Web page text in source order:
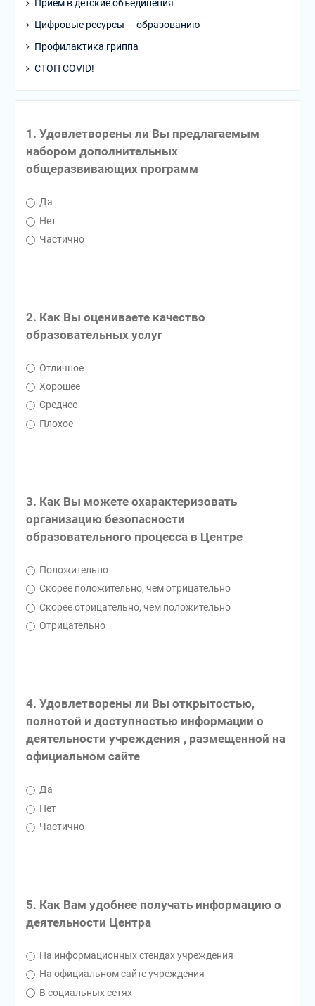
Прием в детские объединения
Цифровые ресурсы — образованию
Профилактика гриппа
СТОП COVID!
1. Удовлетворены ли Вы предлагаемым
набором дополнительных
общеразвивающих программ
Да
Нет
Частично
2. Как Вы оцениваете качество
образовательных услуг
Отличное
Хорошее
Среднее
Плохое
3. Как Вы можете охарактеризовать
организацию безопасности
образовательного процесса в Центре
Положительно
Скорее положительно, чем отрицательно
Скорее отрицательно, чем положительно
Отрицательно
4. Удовлетворены ли Вы открытостью,
полнотой и доступностью информации о
деятельности учреждения , размещенной на
официальном сайте
Да
Нет
Частично
5. Как Вам удобнее получать информацию о
деятельности Центра
На информационных стендах учреждения
На официальном сайте учреждения
В социальных сетях